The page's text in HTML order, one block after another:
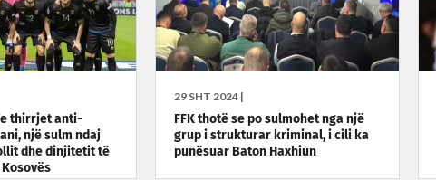
thirrjet anti-
një sulm ndaj
dhe dinjitetit të
29 SHT 2024 |
FFK thotë se po sulmohet nga një
grup i strukturar kriminal, i cili ka
punësuar Baton Haxhiun